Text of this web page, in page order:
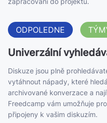
ODPOLEDNE
Univerzální
Diskuze jsou plně
vytáhnout nápady, které
archivované konverzace a
Freedcamp vám umožňuje
připojeny k vašim diskuzím.